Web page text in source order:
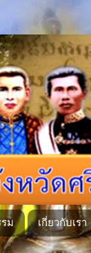
ม เกี่ยวกับเรา